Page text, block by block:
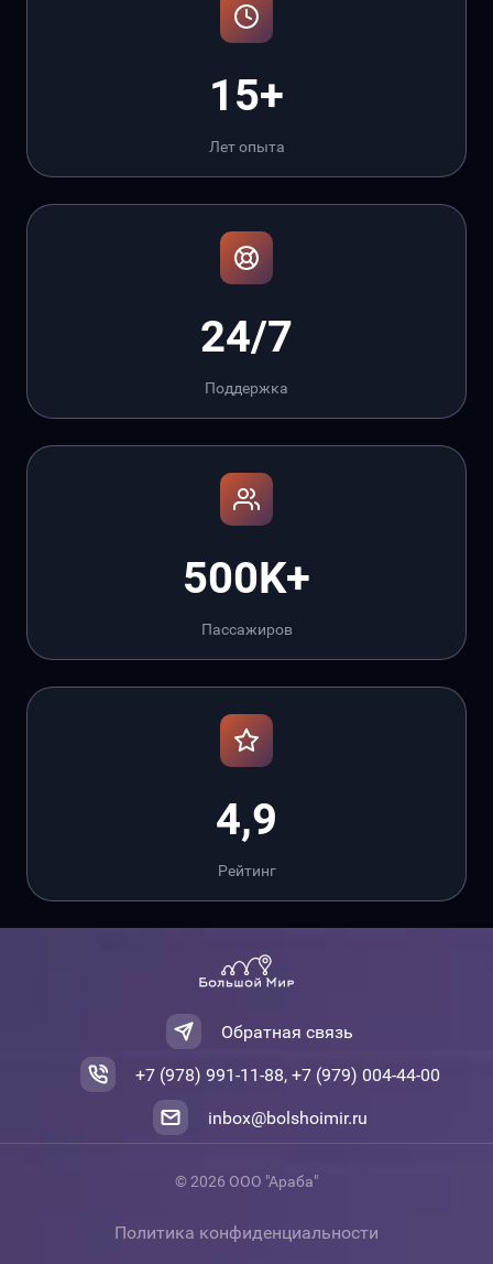
15+
Лет опыта
24/7
Поддержка
500K+
Пассажиров
4,9
Рейтинг
Обратная связь
+7 (978) 991-11-88, +7 (979) 004-44-00
inbox@bolshoimir.ru
© 2026 ООО "Араба"
Политика конфиденциальности